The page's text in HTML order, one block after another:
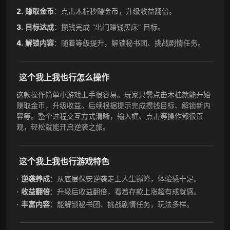
赚取金币：点击木桩秒赚金币，升级收益翻倍。
目标达成：攒钱完成 “出门赚钱买床” 目标。
解锁内容：随着等级提升，解锁秘书团、挑战剧情任务。
这个我上我也行怎么操作
这款操作简单小游戏上手很容易。玩家只需点击木桩就能开始
赚取金币，升级收益。后续根据提示完成攒钱目标、解锁新内
容等。整个过程交互方式清晰，输入框、点击等操作都很直
观，轻松就能开启逆袭之旅。
这个我上我也行游戏特色
逆袭养成：从底层保安逆袭走上人生巅峰，体验感十足。
收益翻倍：升级后收益翻倍，看着存款上涨超有成就感。
丰富内容：能解锁秘书团、挑战剧情任务，玩法多样。